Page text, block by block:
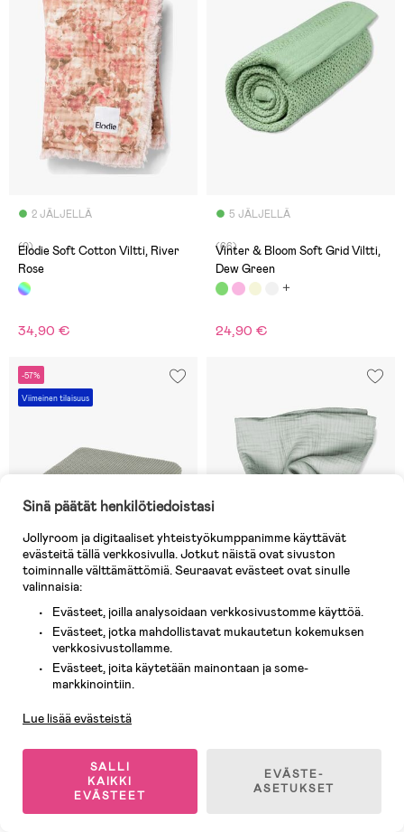
2 JÄLJELLÄ
(0)
Elodie Soft Cotton Viltti, River
Rose
34,90 €
5 JÄLJELLÄ
(66)
Vinter & Bloom Soft Grid Viltti,
Dew Green
24,90 €
-57%
Viimeinen tilaisuus
1 JÄLJELLÄ
Lässig Neulottu Viltti 80x100,
29,90 €
Varastossa
Vinter & Bloom Viltti Layered
1
Sinä päätät henkilötiedoistasi
Jollyroom ja digitaaliset yhteistyökumppanimme käyttävät
evästeitä tällä verkkosivulla. Jotkut näistä ovat sivuston
toiminnalle välttämättömiä. Seuraavat evästeet ovat sinulle
valinnaisia:
Evästeet, joilla analysoidaan verkkosivustomme käyttöä.
Evästeet, jotka mahdollistavat mukautetun kokemuksen
verkkosivustollamme.
Evästeet, joita käytetään mainontaan ja some-
markkinointiin.
Lue lisää evästeistä
SALLI
KAIKKI
EVÄSTEET
EVÄSTE-
ASETUKSET